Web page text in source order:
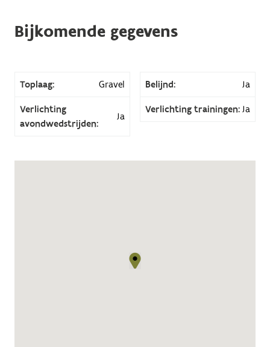
Bijkomende gegevens
Toplaag: Gravel Belijnd: Ja
Verlichting
avondwedstrijden:
Ja
Verlichting trainingen: Ja